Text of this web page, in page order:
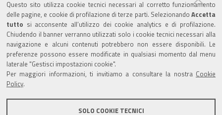
Questo sito utilizza cookie tecnici necessari al corretto funzionamento
delle pagine, e cookie di profilazione di terze parti. Selezionando Accetta
tutto si acconsente all’utilizzo dei cookie analytics e di profilazione.
Chiudendo il banner verranno utilizzati solo i cookie tecnici necessari alla
navigazione e alcuni contenuti potrebbero non essere disponibili. Le
preferenze possono essere modificate in qualsiasi momento dal menu
laterale "Gestisci impostazioni cookie".
Per maggiori informazioni, ti invitiamo a consultare la nostra Cookie
Policy
SOLO COOKIE TECNICI
Amministrazione trasparente
Albo Camerale
Pubblicità Legale
Area riservata Amministratori